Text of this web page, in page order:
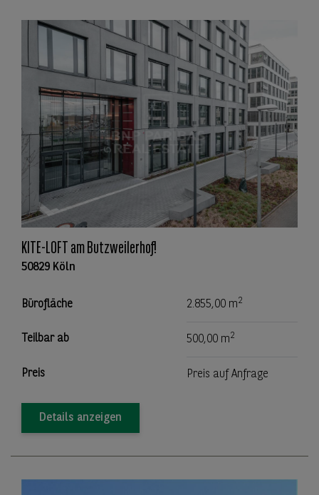
KITE-LOFT am Butzweilerhof!
50829 Köln
Bürofläche 2.855,00 m2
Teilbar ab 500,00 m2
Preis Preis auf Anfrage
Details anzeigen